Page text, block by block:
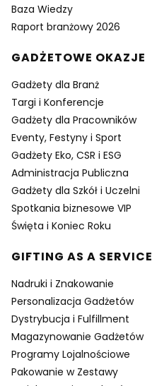
Baza Wiedzy
Raport branżowy 2026
GADŻETOWE OKAZJE
Gadżety dla Branż
Targi i Konferencje
Gadżety dla Pracowników
Eventy, Festyny i Sport
Gadżety Eko, CSR i ESG
Administracja Publiczna
Gadżety dla Szkół i Uczelni
Spotkania biznesowe VIP
Święta i Koniec Roku
GIFTING AS A SERVICE
Nadruki i Znakowanie
Personalizacja Gadżetów
Dystrybucja i Fulfillment
Magazynowanie Gadżetów
Programy Lojalnościowe
Pakowanie w Zestawy